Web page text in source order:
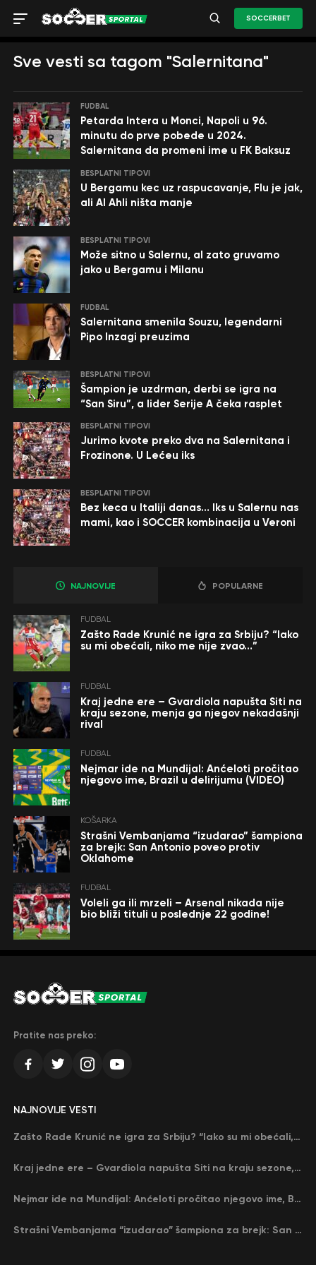
SOCCERBET
Sve vesti sa tagom "Salernitana"
FUDBAL
Petarda Intera u Monci, Napoli u 96.
minutu do prve pobede u 2024.
Salernitana da promeni ime u FK Baksuz
BESPLATNI TIPOVI
U Bergamu kec uz raspucavanje, Flu je jak,
ali Al Ahli ništa manje
BESPLATNI TIPOVI
Može sitno u Salernu, al zato gruvamo
jako u Bergamu i Milanu
FUDBAL
Salernitana smenila Souzu, legendarni
Pipo Inzagi preuzima
BESPLATNI TIPOVI
Šampion je uzdrman, derbi se igra na
“San Siru”, a lider Serije A čeka rasplet
BESPLATNI TIPOVI
Jurimo kvote preko dva na Salernitana i
Frozinone. U Lećeu iks
BESPLATNI TIPOVI
Bez keca u Italiji danas… Iks u Salernu nas
mami, kao i SOCCER kombinacija u Veroni
NAJNOVIJE POPULARNE
FUDBAL
Zašto Rade Krunić ne igra za Srbiju? “Iako
su mi obećali, niko me nije zvao…”
FUDBAL
Kraj jedne ere – Gvardiola napušta Siti na
kraju sezone, menja ga njegov nekadašnji
rival
FUDBAL
Nejmar ide na Mundijal: Anćeloti pročitao
njegovo ime, Brazil u delirijumu (VIDEO)
KOŠARKA
Strašni Vembanjama “izudarao” šampiona
za brejk: San Antonio poveo protiv
Oklahome
FUDBAL
Voleli ga ili mrzeli – Arsenal nikada nije
bio bliži tituli u poslednje 22 godine!
Pratite nas preko:
NAJNOVIJE VESTI
Zašto Rade Krunić ne igra za Srbiju? “Iako su mi obećali, niko me nije zvao…”
Kraj jedne ere – Gvardiola napušta Siti na kraju sezone, menja ga njegov nekadašnji rival
Nejmar ide na Mundijal: Anćeloti pročitao njegovo ime, Brazil u delirijumu (VIDEO)
Strašni Vembanjama “izudarao” šampiona za brejk: San Antonio poveo protiv Oklahome